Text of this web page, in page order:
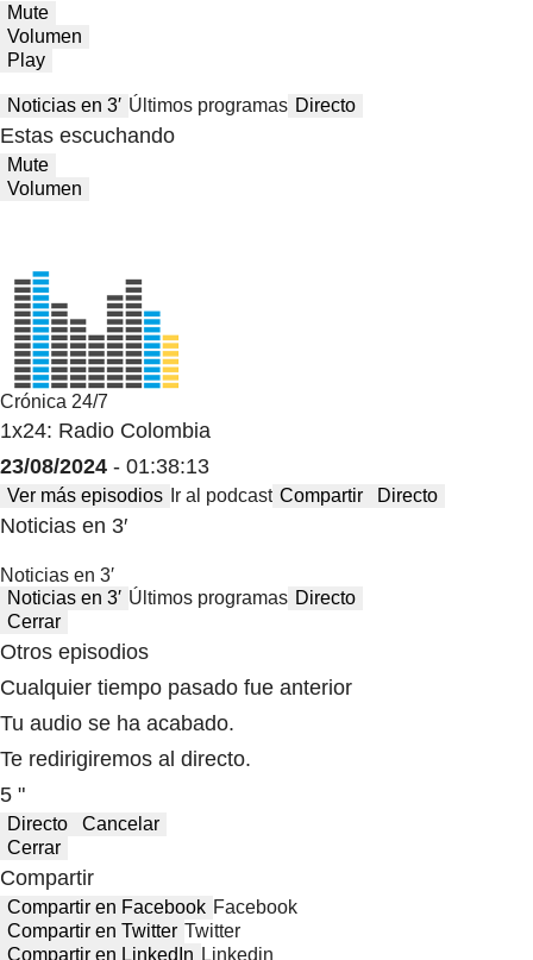
Mute
Volumen
Play
Noticias en 3′ Últimos programas Directo
Estas escuchando
Mute
Volumen
Crónica 24/7
1x24: Radio Colombia
23/08/2024 - 01:38:13
Ver más episodios Ir al podcast Compartir Directo
Noticias en 3′
Noticias en 3′
Noticias en 3′ Últimos programas Directo
Cerrar
Otros episodios
Cualquier tiempo pasado fue anterior
Tu audio se ha acabado.
Te redirigiremos al directo.
5 "
Directo
Cancelar
Cerrar
Compartir
Compartir en Facebook Facebook
Compartir en Twitter Twitter
Compartir en LinkedIn Linkedin